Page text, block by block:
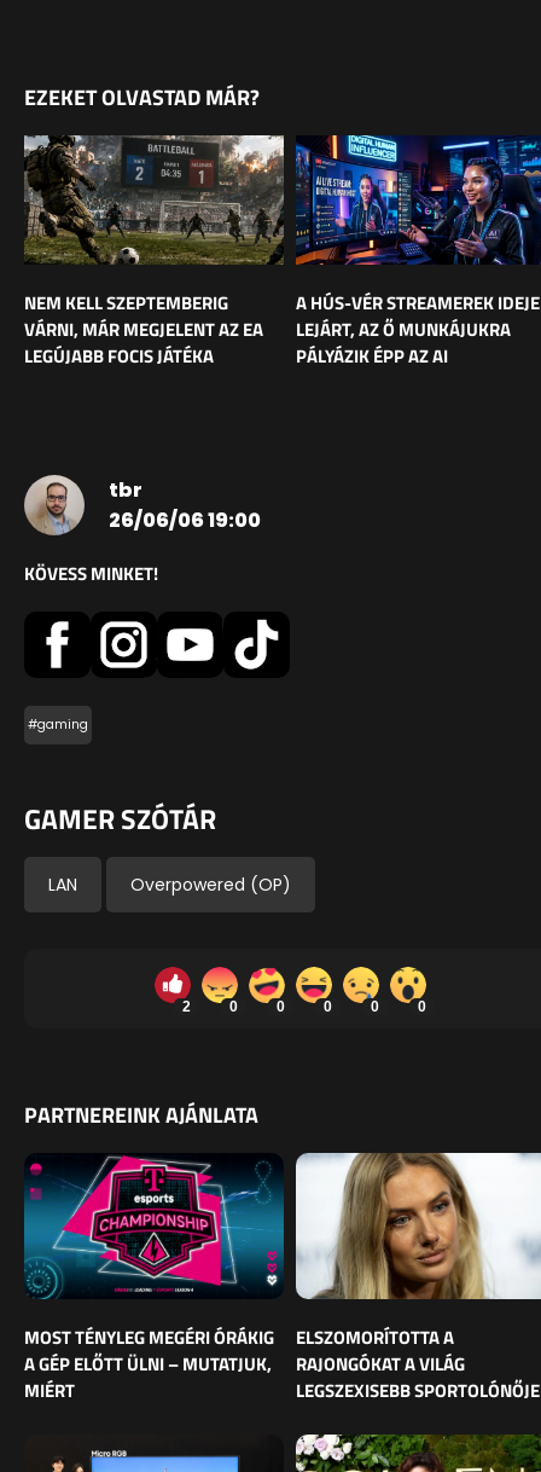
EZEKET OLVASTAD MÁR?
NEM KELL SZEPTEMBERIG
VÁRNI, MÁR MEGJELENT AZ EA
LEGÚJABB FOCIS JÁTÉKA
A HÚS-VÉR STREAMEREK IDEJE
LEJÁRT, AZ Ő MUNKÁJUKRA
PÁLYÁZIK ÉPP AZ AI
tbr
26/06/06 19:00
KÖVESS MINKET!
#gaming
GAMER SZÓTÁR
LAN Overpowered (OP)
2 0 0 0 0 0
PARTNEREINK AJÁNLATA
MOST TÉNYLEG MEGÉRI ÓRÁKIG
A GÉP ELŐTT ÜLNI – MUTATJUK,
MIÉRT
ELSZOMORÍTOTTA A
RAJONGÓKAT A VILÁG
LEGSZEXISEBB SPORTOLÓNŐJE